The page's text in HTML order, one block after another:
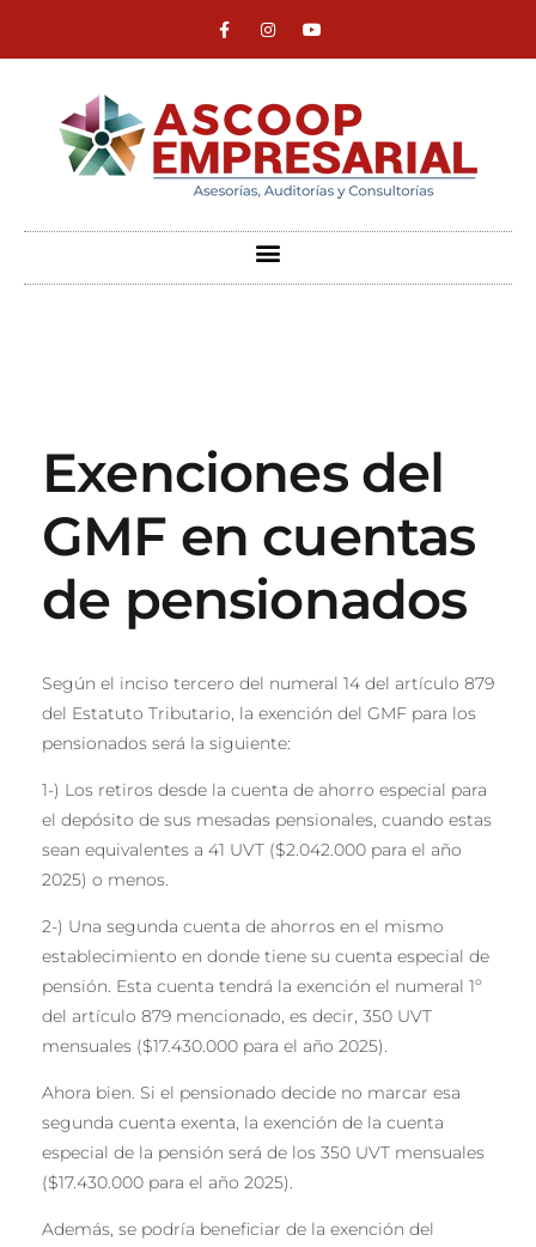
Exenciones del
GMF en cuentas
de pensionados
Según el inciso tercero del numeral 14 del artículo 879
del Estatuto Tributario, la exención del GMF para los
pensionados será la siguiente:
1-) Los retiros desde la cuenta de ahorro especial para
el depósito de sus mesadas pensionales, cuando estas
sean equivalentes a 41 UVT ($2.042.000 para el año
2025) o menos.
2-) Una segunda cuenta de ahorros en el mismo
establecimiento en donde tiene su cuenta especial de
pensión. Esta cuenta tendrá la exención el numeral 1º
del artículo 879 mencionado, es decir, 350 UVT
mensuales ($17.430.000 para el año 2025).
Ahora bien. Si el pensionado decide no marcar esa
segunda cuenta exenta, la exención de la cuenta
especial de la pensión será de los 350 UVT mensuales
($17.430.000 para el año 2025).
Además, se podría beneficiar de la exención del